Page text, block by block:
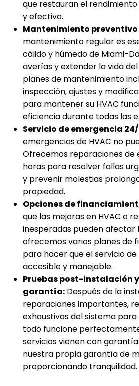
que restauran el
y efectiva.
Mantenimiento
mantenimiento regular es
cálido y húmedo de Miami-
averías y extender la vida
planes de mantenimiento
inspección, ajustes y
para mantener su HVAC
eficiencia durante todas las
Servicio de emergencia
emergencias de HVAC no
Ofrecemos reparaciones de
horas para resolver fallas
y prevenir molestias
propiedad.
Opciones de
que las mejoras en HVAC o
inesperadas pueden afectar
ofrecemos varios planes de
para hacer que el servicio de
accesible y manejable.
Pruebas post-instalación
garantía: Después de la
reparaciones importantes,
exhaustivas del sistema
todo funcione
servicios vienen con
nuestra propia garantía de
proporcionando tranquilidad.